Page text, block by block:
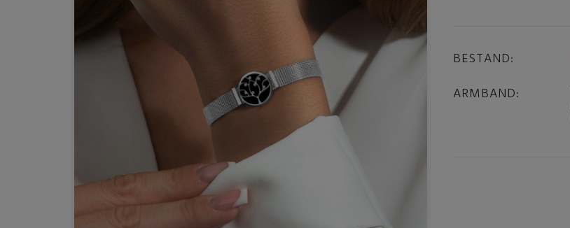
BESTAND:
ARMBAND: